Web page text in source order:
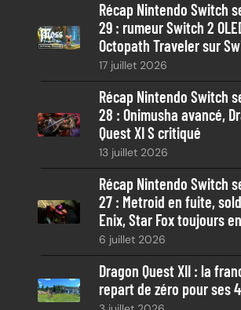
Récap Nintendo Switch
29 : rumeur Switch 2
Octopath Traveler sur
17 juillet 2026
Récap Nintendo Switch
28 : Onimusha avancé,
Quest XI S critiqué
13 juillet 2026
Récap Nintendo Switch
27 : Metroid en fuite,
Enix, Star Fox toujours
6 juillet 2026
Dragon Quest XII : la
repart de zéro pour ses